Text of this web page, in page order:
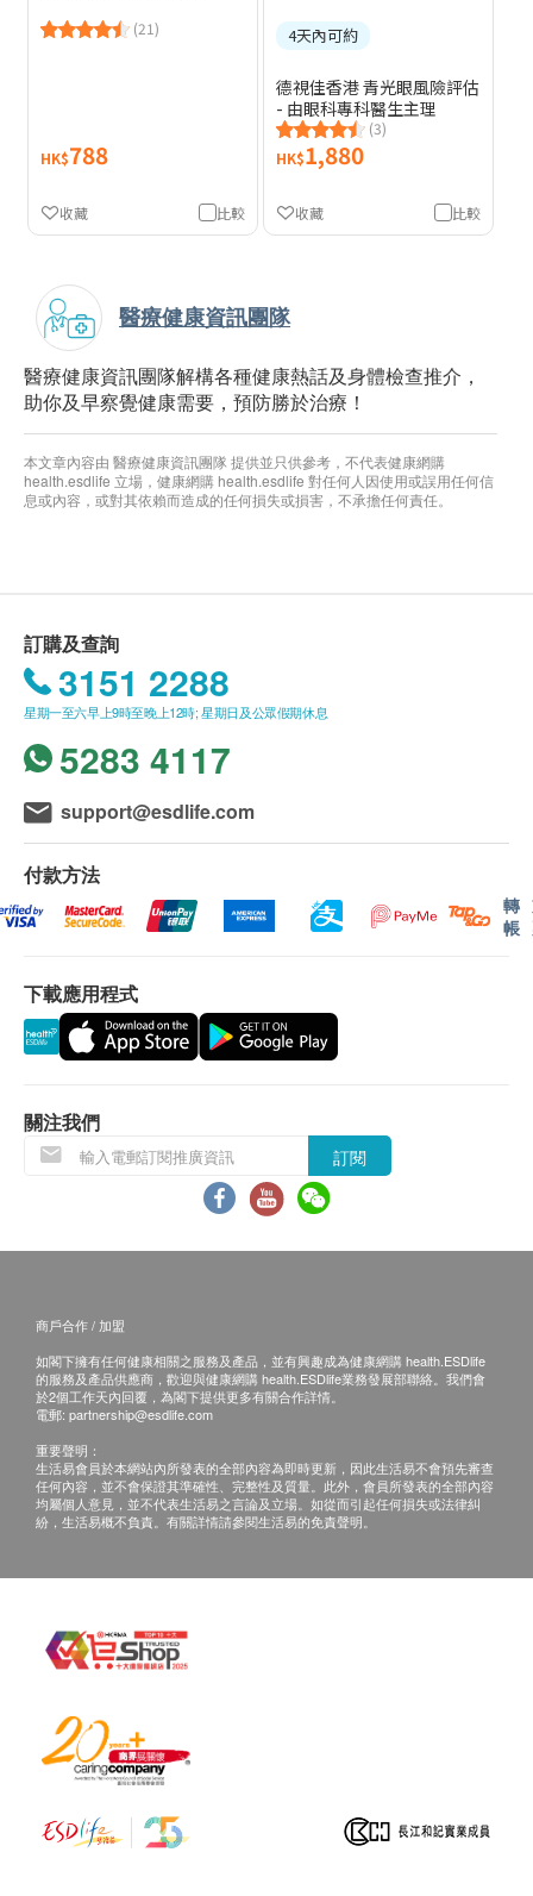
(21)
HK$788
比較
收藏
4天內可約
德視佳香港 青光眼風險評估
- 由眼科專科醫生主理
(3)
HK$1,880
比較
收藏
醫療健康資訊團隊
醫療健康資訊團隊解構各種健康熱話及身體檢查推介，
助你及早察覺健康需要，預防勝於治療！
本文章內容由 醫療健康資訊團隊 提供並只供參考，不代表健康網購
health.esdlife 立場，健康網購 health.esdlife 對任何人因使用或誤用任何信
息或內容，或對其依賴而造成的任何損失或損害，不承擔任何責任。
訂購及查詢
3151 2288
星期一至六早上9時至晚上12時; 星期日及公眾假期休息
5283 4117
support@esdlife.com
付款方法
轉
帳
下載應用程式
關注我們
訂閱
商戶合作 / 加盟
如閣下擁有任何健康相關之服務及產品，並有興趣成為健康網購 health.ESDlife
的服務及產品供應商，歡迎與健康網購 health.ESDlife業務發展部聯絡。我們會
於2個工作天內回覆，為閣下提供更多有關合作詳情。
電郵: partnership@esdlife.com
重要聲明：
生活易會員於本網站內所發表的全部內容為即時更新，因此生活易不會預先審查
任何內容，並不會保證其準確性、完整性及質量。此外，會員所發表的全部內容
均屬個人意見，並不代表生活易之言論及立場。如從而引起任何損失或法律糾
紛，生活易概不負責。有關詳情請參閱生活易的免責聲明。